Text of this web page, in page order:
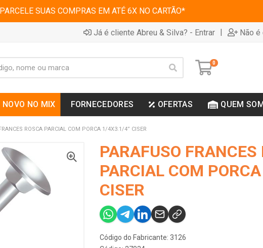
PARCELE SUAS COMPRAS EM ATÉ 6X NO CARTÃO*
Já é cliente Abreu & Silva? - Entrar | Não é
0
NOVO NO MIX FORNECEDORES OFERTAS QUEM
ROSCA PARCIAL COM PORCA 1/4X3.1/4” CISER
PARAFUSO FRANCES
PARCIAL COM
CISER
Código do Fabricante: 3126